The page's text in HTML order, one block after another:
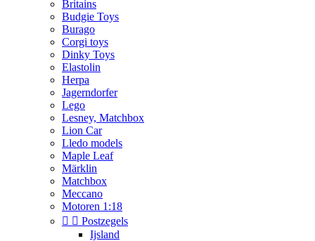
Britains
Budgie Toys
Burago
Corgi toys
Dinky Toys
Elastolin
Herpa
Jagerndorfer
Lego
Lesney, Matchbox
Lion Car
Lledo models
Maple Leaf
Märklin
Matchbox
Meccano
Motoren 1:18
  Postzegels
Ijsland